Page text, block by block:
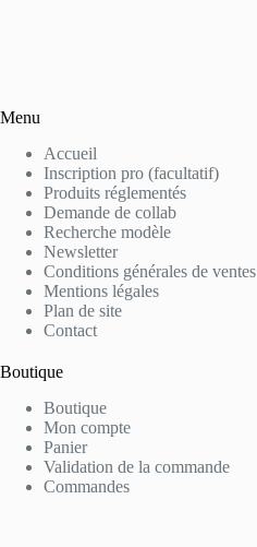
Menu
Accueil
Inscription pro (facultatif)
Produits réglementés
Demande de collab
Recherche modèle
Newsletter
Conditions générales de ventes
Mentions légales
Plan de site
Contact
Boutique
Boutique
Mon compte
Panier
Validation de la commande
Commandes